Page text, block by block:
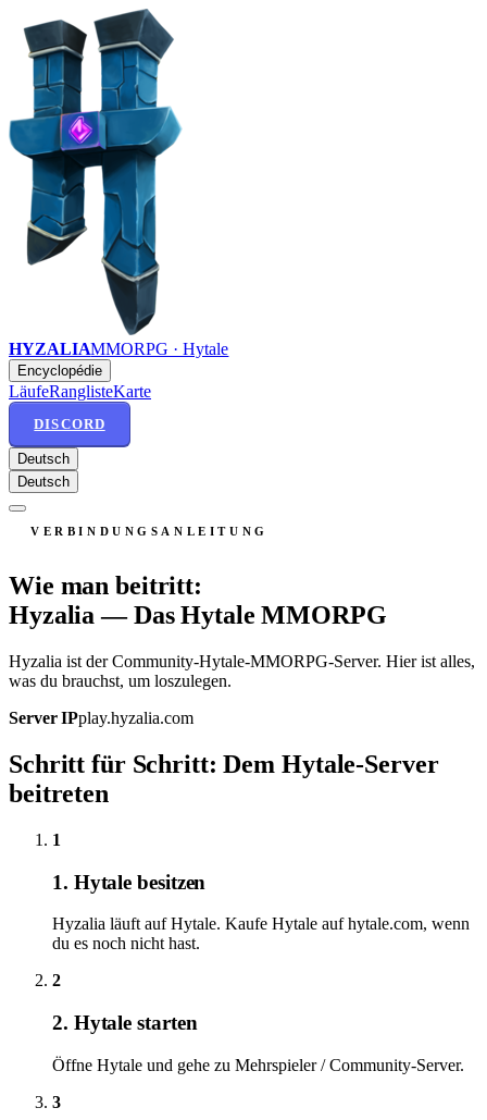
HYZALIAMMORPG · Hytale
Encyclopédie
LäufeRanglisteKarte
DISCORD
Deutsch
Deutsch
VERBINDUNGSANLEITUNG
Wie man beitritt:
Hyzalia — Das Hytale MMORPG
Hyzalia ist der Community-Hytale-MMORPG-Server. Hier ist alles,
was du brauchst, um loszulegen.
Server IPplay.hyzalia.com
Schritt für Schritt: Dem Hytale-Server
beitreten
1
1. Hytale besitzen
Hyzalia läuft auf Hytale. Kaufe Hytale auf hytale.com, wenn
du es noch nicht hast.
2
2. Hytale starten
Öffne Hytale und gehe zu Mehrspieler / Community-Server.
3